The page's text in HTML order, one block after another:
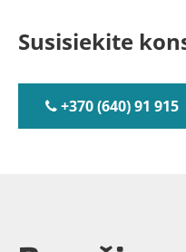
Susisiekite
+370 (640) 91 915